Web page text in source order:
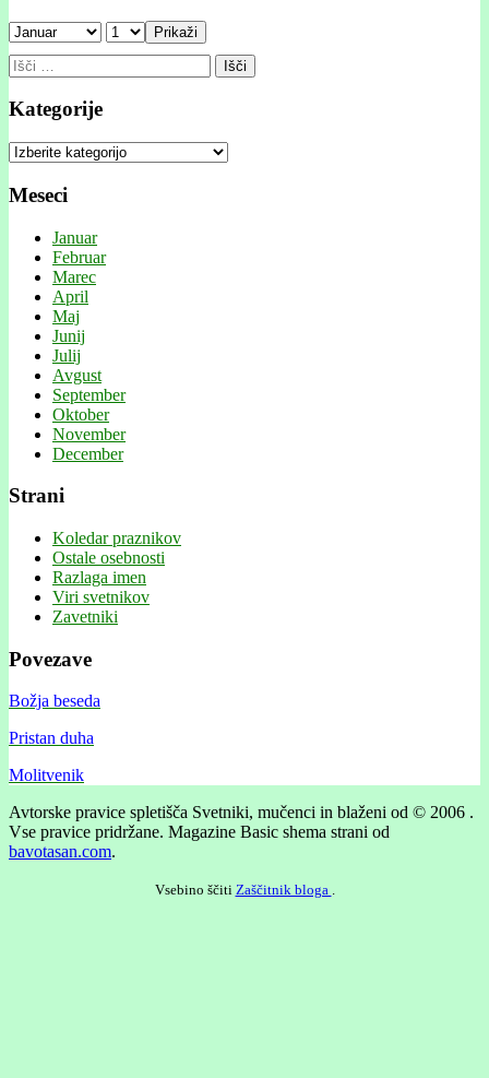
Prikaži
Išči:
Kategorije
Kategorije
Meseci
Januar
Februar
Marec
April
Maj
Junij
Julij
Avgust
September
Oktober
November
December
Strani
Koledar praznikov
Ostale osebnosti
Razlaga imen
Viri svetnikov
Zavetniki
Povezave
Božja beseda
Pristan duha
Molitvenik
Avtorske pravice spletišča Svetniki, mučenci in blaženi od © 2006 .
Vse pravice pridržane. Magazine Basic shema strani od
bavotasan.com.
Vsebino ščiti Zaščitnik bloga .